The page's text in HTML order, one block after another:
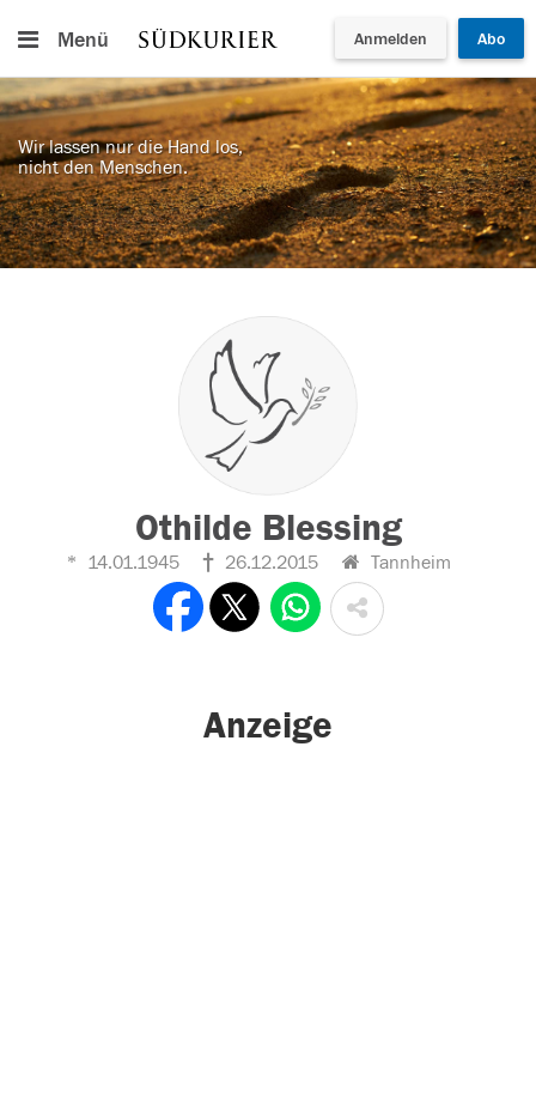
Menü Anmelden Abo
Wir lassen nur die Hand los,
nicht den Menschen.
Othilde Blessing
14.01.1945 26.12.2015 Tannheim
Anzeige